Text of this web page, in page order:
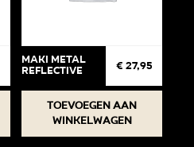
Maki Metal
Reflective € 27,95
Toevoegen aan
winkelwagen